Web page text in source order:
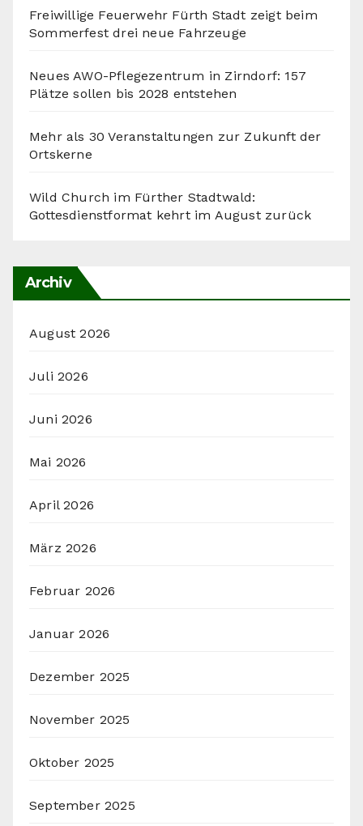
Freiwillige Feuerwehr Fürth Stadt zeigt beim
Sommerfest drei neue Fahrzeuge
Neues AWO-Pflegezentrum in Zirndorf: 157
Plätze sollen bis 2028 entstehen
Mehr als 30 Veranstaltungen zur Zukunft der
Ortskerne
Wild Church im Fürther Stadtwald:
Gottesdienstformat kehrt im August zurück
Archiv
August 2026
Juli 2026
Juni 2026
Mai 2026
April 2026
März 2026
Februar 2026
Januar 2026
Dezember 2025
November 2025
Oktober 2025
September 2025